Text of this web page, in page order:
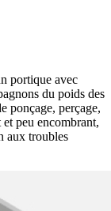
portique avec
du poids des
ponçage, perçage,
peu encombrant,
aux troubles